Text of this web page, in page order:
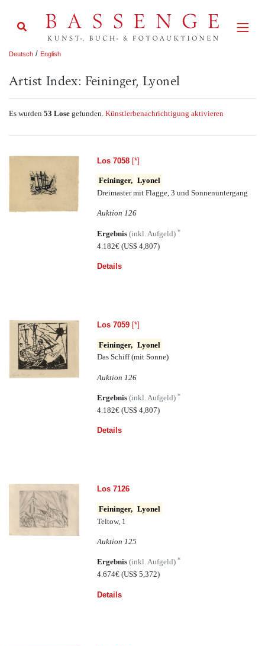
Deutsch / English
Artist Index: Feininger, Lyonel
Es wurden 53 Lose gefunden. Künstlerbenachrichtigung aktivieren
Los 7058 [*]
Feininger, Lyonel
Dreimaster mit Flagge, 3 und Sonnenuntergang
Auktion 126
Ergebnis(inkl. Aufgeld)*
4.182€(US$ 4,807)
Details
Los 7059 [*]
Feininger, Lyonel
Das Schiff (mit Sonne)
Auktion 126
Ergebnis(inkl. Aufgeld)*
4.182€(US$ 4,807)
Details
Los 7126
Feininger, Lyonel
Teltow, 1
Auktion 125
Ergebnis(inkl. Aufgeld)*
4.674€(US$ 5,372)
Details